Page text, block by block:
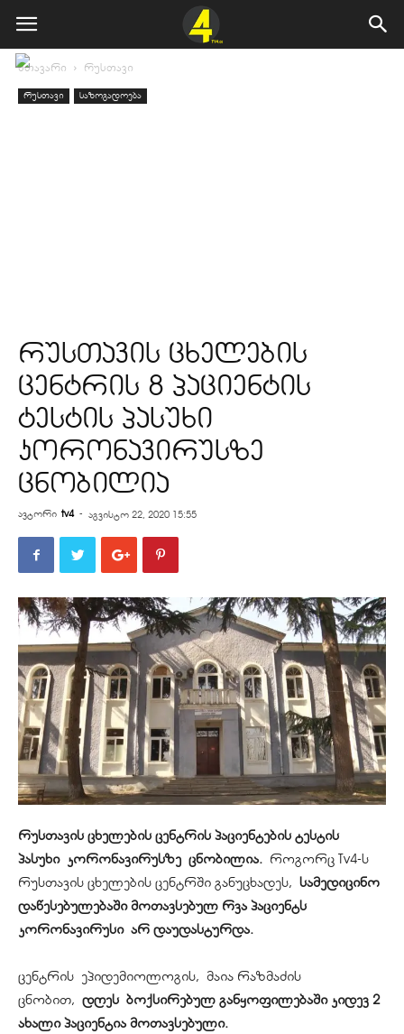
მთავარი რუსთავი
რუსთავი საზოგადოება
რუსთავის ცხელების
ცენტრის 8 პაციენტის
ტესტის პასუხი
კორონავირუსზე
ცნობილია
ავტორი tv4 - აგვისტო 22, 2020 15:55
რუსთავის ცხელების ცენტრის პაციენტების ტესტის
პასუხი კორონავირუსზე ცნობილია. როგორც Tv4-ს
რუსთავის ცხელების ცენტრში განუცხადეს, სამედიცინო
დაწესებულებაში მოთავსებულ რვა პაციენტს
კორონავირუსიარ დაუდასტურდა.
ცენტრის ეპიდემიოლოგის, მაია რაზმაძის
ცნობით, დღეს ბოქსირებულ განყოფილებაში კიდევ 2
ახალი პაციენტია მოთავსებული.